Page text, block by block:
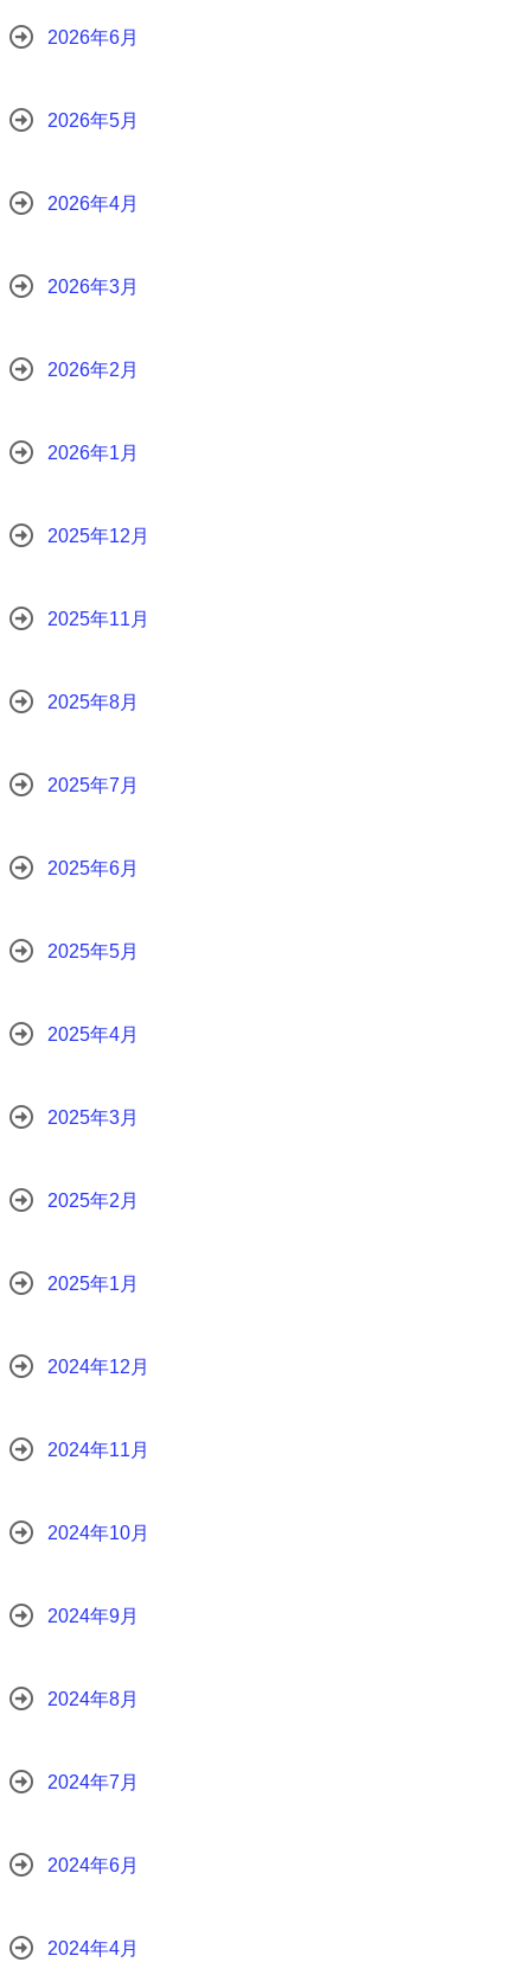
2026年6月
2026年5月
2026年4月
2026年3月
2026年2月
2026年1月
2025年12月
2025年11月
2025年8月
2025年7月
2025年6月
2025年5月
2025年4月
2025年3月
2025年2月
2025年1月
2024年12月
2024年11月
2024年10月
2024年9月
2024年8月
2024年7月
2024年6月
2024年4月